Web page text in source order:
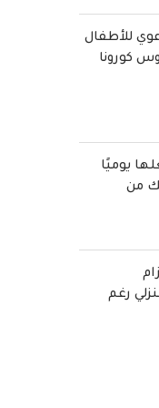
للأطفال
كورونا
يوميًا
من
رغم